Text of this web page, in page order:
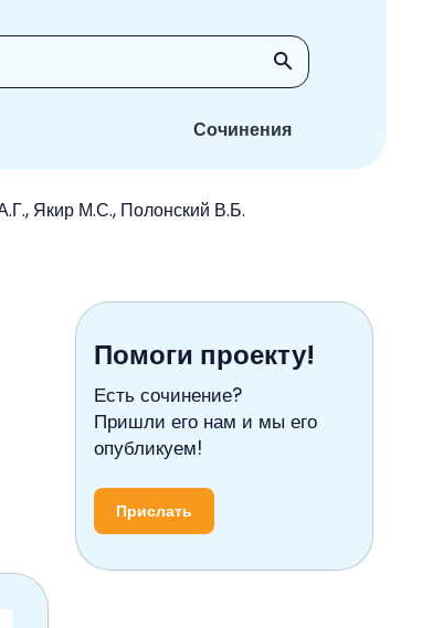
Сочинения
Якир М.С., Полонский В.Б.
Помоги проекту!
Есть сочинение?
Пришли его нам и мы его
опубликуем!
Прислать